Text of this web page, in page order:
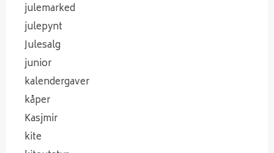
julemarked
julepynt
Julesalg
junior
kalendergaver
kåper
Kasjmir
kite